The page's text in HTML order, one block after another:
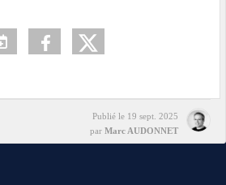
Publié le 19 sept. 2025
par Marc AUDONNET